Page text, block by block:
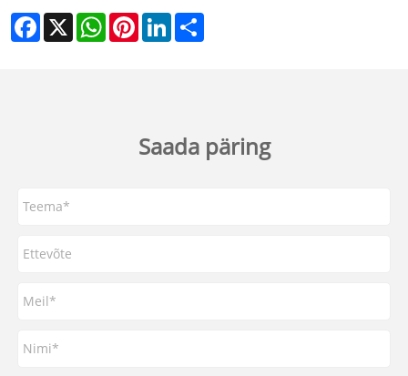
Facebook
X WhatsAppPinterestLinkedIn
Saada päring